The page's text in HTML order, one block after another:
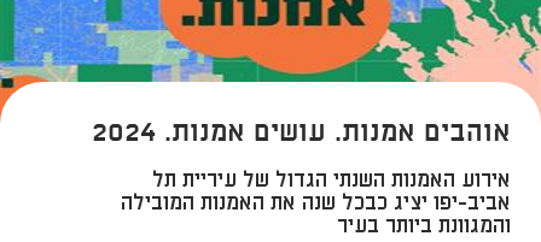
אוהבים אמנות. עושים אמנות. 2024
אירוע האמנות השנתי הגדול של עיריית תל
אביב-יפו יציג כבכל שנה את האמנות המובילה
והמגוונת ביותר בעיר